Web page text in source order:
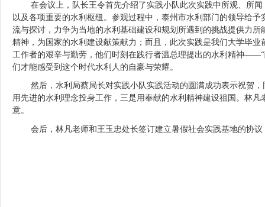
在会议上，队长王令首先介绍了实践小队此次实践中所观、所闻
以及各项重要的水利枢纽。参观过程中，泰州市水利部门的领导给
流与探讨，力争为当地的水利基础建设和规划所遇到的挑战提供力
精神，为国家的水利建设献策献力；而且，此次实践是我们大学毕
工作者的艰辛与勤劳，他们时刻在践行者温总理提出的水利精神
们才能感受到这个时代水利人的自豪与荣耀。
然后，水利局蔡局长对实践小队实践活动的圆满成功表示祝贺，
用先进的水利理念投身工作，三是用奉献的水利精神建设祖国。林
意。
会后，林凡老师和王玉忠处长签订建立暑假社会实践基地的协议